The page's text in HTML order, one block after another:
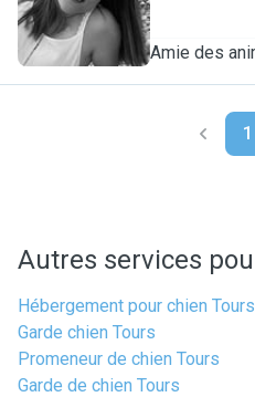
Amie des
1
Autres services
Hébergement pour chien Tours
Garde chien Tours
Promeneur de chien Tours
Garde de chien Tours